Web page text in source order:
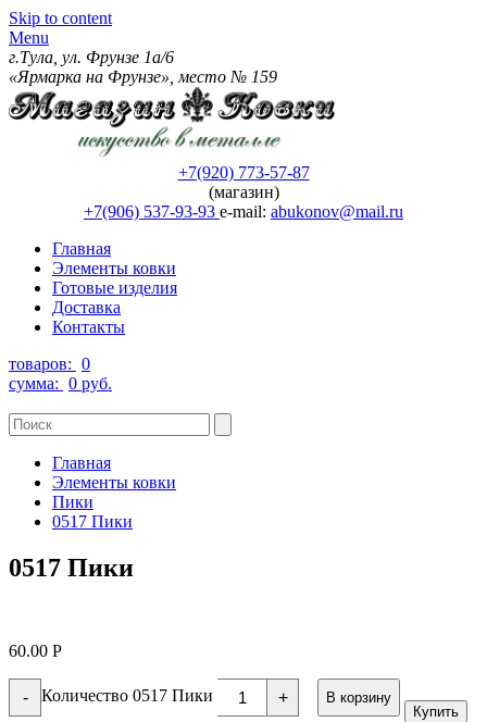
Skip to content
Menu
г.Тула, ул. Фрунзе 1а/6
«Ярмарка на Фрунзе», место № 159
+7(920) 773-57-87
(магазин)
+7(906) 537-93-93 e-mail: abukonov@mail.ru
Главная
Элементы ковки
Готовые изделия
Доставка
Контакты
товаров: 0
сумма: 0 руб.
Главная
Элементы ковки
Пики
0517 Пики
0517 Пики
60.00 Р
- Количество 0517 Пики +
В корзину
Купить